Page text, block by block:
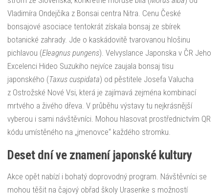
Vladimíra Ondejčíka z Bonsai centra Nitra. Cenu České
bonsajové asociace tentokrát získala bonsaj ze sbírek
botanické zahrady. Jde o kaskádovitě tvarovanou hlošinu
pichlavou (Eleagnus pungens). Velvyslance Japonska v ČR Jeho
Excelenci Hideo Suzukiho nejvíce zaujala bonsaj tisu
japonského (Taxus cuspidata) od pěstitele Josefa Valucha
z Ostrožské Nové Vsi, která je zajímavá zejména kombinací
mrtvého a živého dřeva. V průběhu výstavy tu nejkrásnější
vyberou i sami návštěvníci. Mohou hlasovat prostřednictvím QR
kódu umístěného na „jmenovce“ každého stromku.
Deset dní ve znamení japonské kultury
Akce opět nabízí i bohatý doprovodný program. Návštěvníci se
mohou těšit na čajový obřad školy Urasenke s možností